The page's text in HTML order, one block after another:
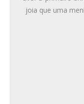
joia que uma